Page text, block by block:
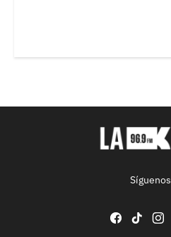
facebook
tiktok